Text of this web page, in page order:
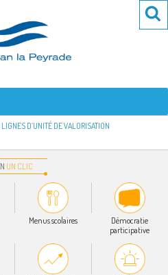
PEYRADE
D’UNITÉ DE VALORISATION
UN CLIC
Menus scolaires
Démocratie
participative